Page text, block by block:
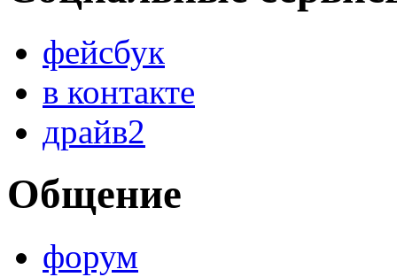
фейсбук
в контакте
драйв2
Общение
форум